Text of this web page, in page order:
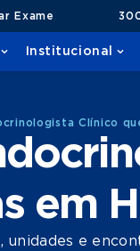
Exame
Institucional
Clínico
em
unidades e